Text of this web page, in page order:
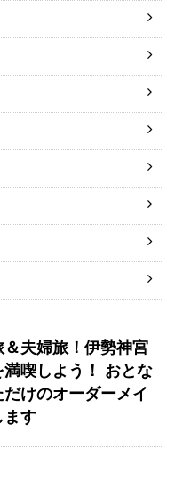
夫婦旅！伊勢神宮
喫しよう！ おとな
けのオーダーメイ
ます